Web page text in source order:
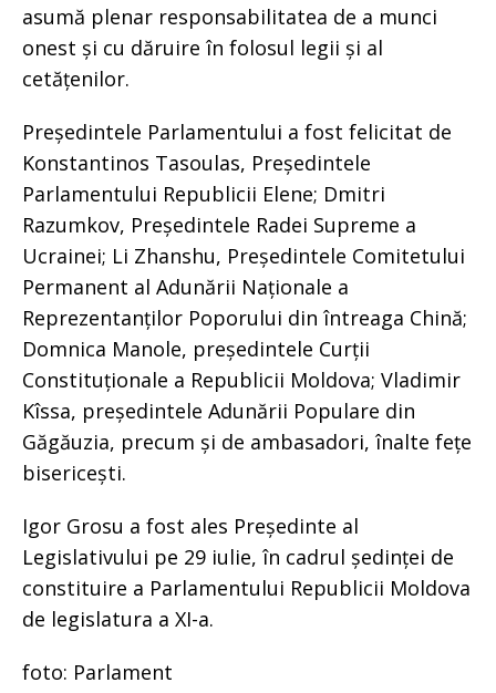
asumă plenar responsabilitatea de a munci
onest și cu dăruire în folosul legii și al
cetățenilor.
Președintele Parlamentului a fost felicitat de
Konstantinos Tasoulas, Președintele
Parlamentului Republicii Elene; Dmitri
Razumkov, Președintele Radei Supreme a
Ucrainei; Li Zhanshu, Președintele Comitetului
Permanent al Adunării Naționale a
Reprezentanților Poporului din întreaga Chină;
Domnica Manole, președintele Curții
Constituționale a Republicii Moldova; Vladimir
Kîssa, președintele Adunării Populare din
Găgăuzia, precum și de ambasadori, înalte fețe
bisericești.
Igor Grosu a fost ales Președinte al
Legislativului pe 29 iulie, în cadrul ședinței de
constituire a Parlamentului Republicii Moldova
de legislatura a XI-a.
foto: Parlament